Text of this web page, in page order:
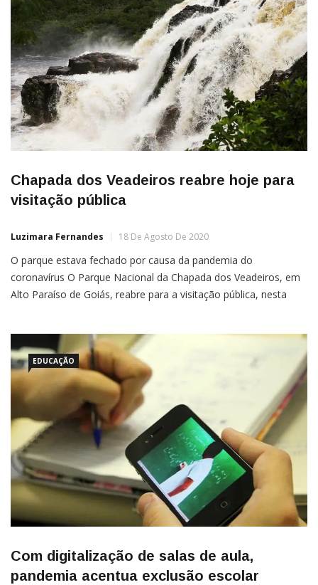
Chapada dos Veadeiros reabre hoje para
visitação pública
Luzimara Fernandes 18 De Agosto De 2020
O parque estava fechado por causa da pandemia do
coronavírus O Parque Nacional da Chapada dos Veadeiros, em
Alto Paraíso de Goiás, reabre para a visitação pública, nesta
publicada no Diário Oficial da União dessa segunda-feira (17).O
parque […]
EDUCAÇÃO
Com digitalização de salas de aula,
pandemia acentua exclusão escolar